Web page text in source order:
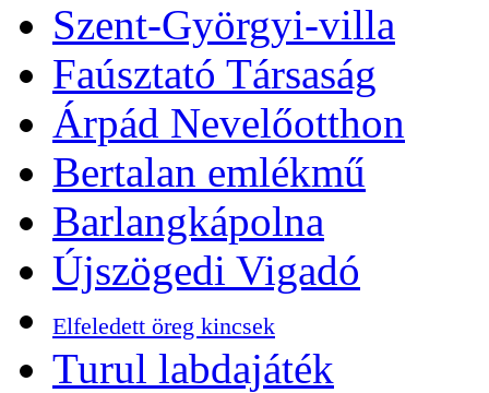
Szent-Györgyi-villa
Faúsztató Társaság
Árpád Nevelőotthon
Bertalan emlékmű
Barlangkápolna
Újszögedi Vigadó
Elfeledett öreg kincsek
Turul labdajáték